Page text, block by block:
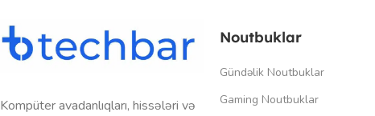
Kompüter avadanlıqları, hissələri və
Noutbuklar
Gündəlik Noutbuklar
Gaming Noutbuklar